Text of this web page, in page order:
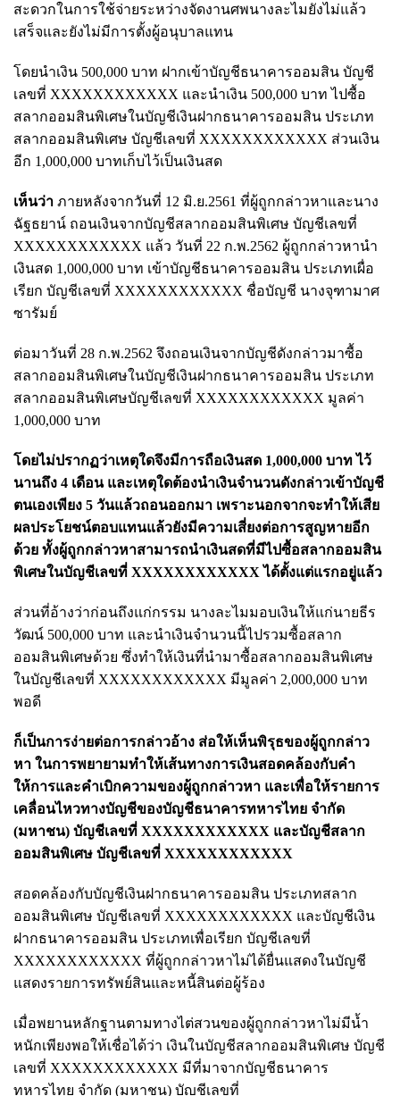
สะดวกในการใช้จ่ายระหว่างจัดงานศพนางละไมยังไม่แล้ว
เสร็จและยังไม่มีการตั้งผู้อนุบาลแทน
โดยนำเงิน 500,000 บาท ฝากเข้าบัญชีธนาคารออมสิน บัญชี
เลขที่ XXXXXXXXXXXX และนำเงิน 500,000 บาท ไปซื้อ
สลากออมสินพิเศษในบัญชีเงินฝากธนาคารออมสิน ประเภท
สลากออมสินพิเศษ บัญชีเลขที่ XXXXXXXXXXXX ส่วนเงิน
อีก 1,000,000 บาทเก็บไว้เป็นเงินสด
เห็นว่า ภายหลังจากวันที่ 12 มิ.ย.2561 ที่ผู้ถูกกล่าวหาและนาง
ฉัฐธยาน์ ถอนเงินจากบัญชีสลากออมสินพิเศษ บัญชีเลขที่
XXXXXXXXXXXX แล้ว วันที่ 22 ก.พ.2562 ผู้ถูกกล่าวหานำ
เงินสด 1,000,000 บาท เข้าบัญชีธนาคารออมสิน ประเภทเผื่อ
เรียก บัญชีเลขที่ XXXXXXXXXXXX ชื่อบัญชี นางจุฑามาศ
ซารัมย์
ต่อมาวันที่ 28 ก.พ.2562 จึงถอนเงินจากบัญชีดังกล่าวมาซื้อ
สลากออมสินพิเศษในบัญชีเงินฝากธนาคารออมสิน ประเภท
สลากออมสินพิเศษบัญชีเลขที่ XXXXXXXXXXXX มูลค่า
1,000,000 บาท
โดยไม่ปรากฏว่าเหตุใดจึงมีการถือเงินสด 1,000,000 บาท ไว้
นานถึง 4 เดือน และเหตุใดต้องนำเงินจำนวนดังกล่าวเข้าบัญชี
ตนเองเพียง 5 วันแล้วถอนออกมา เพราะนอกจากจะทำให้เสีย
ผลประโยชน์ตอบแทนแล้วยังมีความเสี่ยงต่อการสูญหายอีก
ด้วย ทั้งผู้ถูกกล่าวหาสามารถนำเงินสดที่มีไปซื้อสลากออมสิน
พิเศษในบัญชีเลขที่ XXXXXXXXXXXX ได้ตั้งแต่แรกอยู่แล้ว
ส่วนที่อ้างว่าก่อนถึงแก่กรรม นางละไมมอบเงินให้แก่นายธีร
วัฒน์ 500,000 บาท และนำเงินจำนวนนี้ไปรวมซื้อสลาก
ออมสินพิเศษด้วย ซึ่งทำให้เงินที่นำมาซื้อสลากออมสินพิเศษ
ในบัญชีเลขที่ XXXXXXXXXXXX มีมูลค่า 2,000,000 บาท
พอดี
ก็เป็นการง่ายต่อการกล่าวอ้าง ส่อให้เห็นพิรุธของผู้ถูกกล่าว
หา ในการพยายามทำให้เส้นทางการเงินสอดคล้องกับคำ
ให้การและคำเบิกความของผู้ถูกกล่าวหา และเพื่อให้รายการ
เคลื่อนไหวทางบัญชีของบัญชีธนาคารทหารไทย จำกัด
(มหาชน) บัญชีเลขที่ XXXXXXXXXXXX และบัญชีสลาก
ออมสินพิเศษ บัญชีเลขที่ XXXXXXXXXXXX
สอดคล้องกับบัญชีเงินฝากธนาคารออมสิน ประเภทสลาก
ออมสินพิเศษ บัญชีเลขที่ XXXXXXXXXXXX และบัญชีเงิน
ฝากธนาคารออมสิน ประเภทเพื่อเรียก บัญชีเลขที่
XXXXXXXXXXXX ที่ผู้ถูกกล่าวหาไม่ได้ยื่นแสดงในบัญชี
แสดงรายการทรัพย์สินและหนี้สินต่อผู้ร้อง
เมื่อพยานหลักฐานตามทางไต่สวนของผู้ถูกกล่าวหาไม่มีน้ำ
หนักเพียงพอให้เชื่อได้ว่า เงินในบัญชีสลากออมสินพิเศษ บัญชี
เลขที่ XXXXXXXXXXXX มีที่มาจากบัญชีธนาคาร
ทหารไทย จำกัด (มหาชน) บัญชีเลขที่